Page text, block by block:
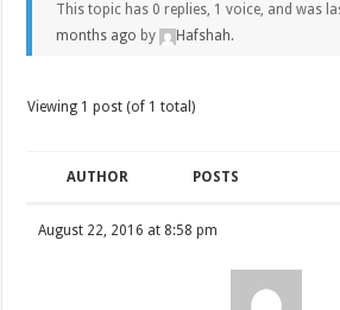
This topic has 0 replies, 1 voice, and was
months ago by Hafshah.
Viewing 1 post (of 1 total)
AUTHOR POSTS
August 22, 2016 at 8:58 pm